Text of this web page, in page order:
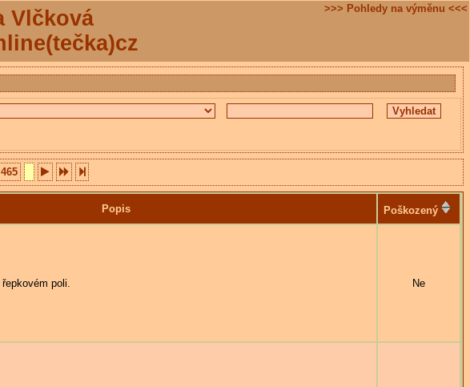
Vlčková
>>> Pohledy na výměnu <<<
465
Popis Poškozený
poli. Ne